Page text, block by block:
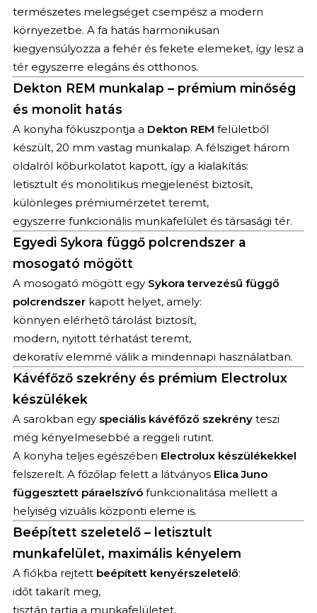
természetes melegséget csempész a modern
környezetbe. A fa hatás harmonikusan
kiegyensúlyozza a fehér és fekete elemeket, így lesz a
tér egyszerre elegáns és otthonos.
Dekton REM munkalap – prémium minőség
és monolit hatás
A konyha fókuszpontja a Dekton REM felületből
készült, 20 mm vastag munkalap. A félsziget három
oldalról kőburkolatot kapott, így a kialakítás:
letisztult és monolitikus megjelenést biztosít,
különleges prémiumérzetet teremt,
egyszerre funkcionális munkafelület és társasági tér.
Egyedi Sykora függő polcrendszer a
mosogató mögött
A mosogató mögött egy Sykora tervezésű függő
polcrendszerkapott helyet, amely:
könnyen elérhető tárolást biztosít,
modern, nyitott térhatást teremt,
dekoratív elemmé válik a mindennapi használatban.
Kávéfőző szekrény és prémium Electrolux
készülékek
A sarokban egy speciális kávéfőző szekrényteszi
még kényelmesebbé a reggeli rutint.
A konyha teljes egészében Electrolux készülékekkel
felszerelt. A főzőlap felett a látványos Elica Juno
függesztett páraelszívófunkcionalitása mellett a
helyiség vizuális központi eleme is.
Beépített szeletelő – letisztult
munkafelület, maximális kényelem
A fiókba rejtett beépített kenyérszeletelő:
időt takarít meg,
tisztán tartja a munkafelületet,